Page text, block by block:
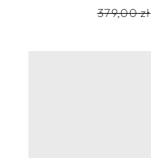
Regularna
379,00 zł